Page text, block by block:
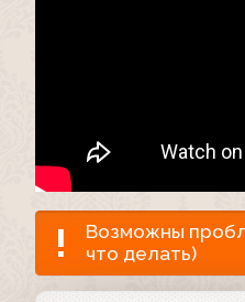
Возможны
что делать)